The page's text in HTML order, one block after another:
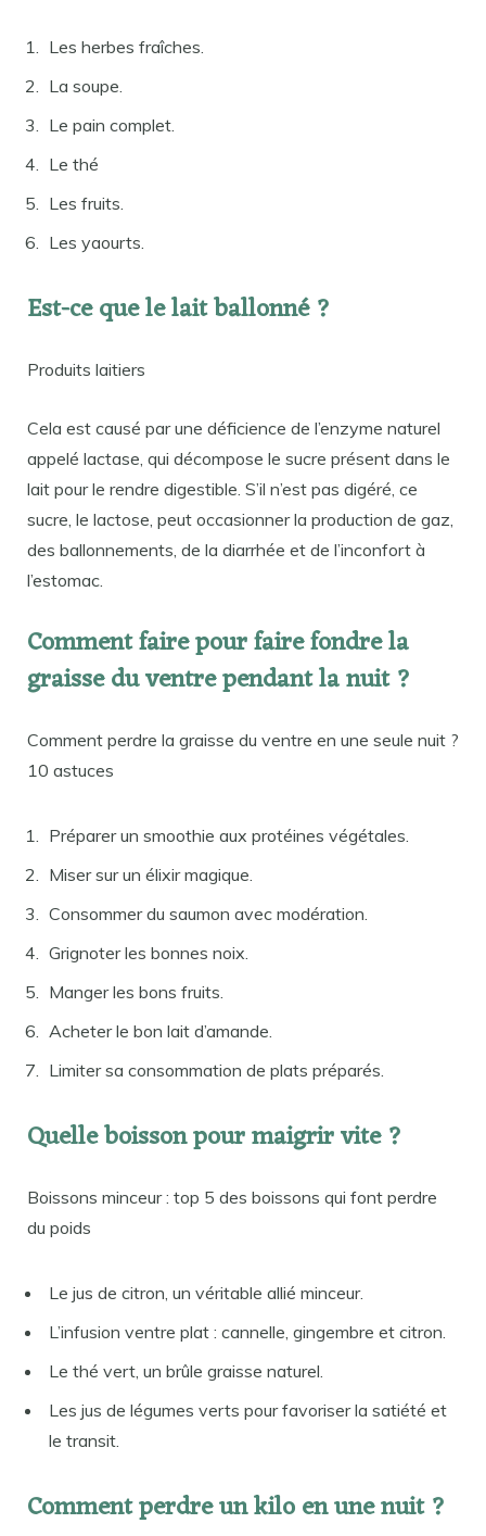
Les herbes fraîches.
La soupe.
Le pain complet.
Le thé
Les fruits.
Les yaourts.
Est-ce que le lait ballonné ?
Produits laitiers
Cela est causé par une déficience de l’enzyme naturel
appelé lactase, qui décompose le sucre présent dans le
lait pour le rendre digestible. S’il n’est pas digéré, ce
sucre, le lactose, peut occasionner la production de gaz,
des ballonnements, de la diarrhée et de l’inconfort à
l’estomac.
Comment faire pour faire fondre la
graisse du ventre pendant la nuit ?
Comment perdre la graisse du ventre en une seule nuit ?
10 astuces
Préparer un smoothie aux protéines végétales.
Miser sur un élixir magique.
Consommer du saumon avec modération.
Grignoter les bonnes noix.
Manger les bons fruits.
Acheter le bon lait d’amande.
Limiter sa consommation de plats préparés.
Quelle boisson pour maigrir vite ?
Boissons minceur : top 5 des boissons qui font perdre
du poids
Le jus de citron, un véritable allié minceur.
L’infusion ventre plat : cannelle, gingembre et citron.
Le thé vert, un brûle graisse naturel.
Les jus de légumes verts pour favoriser la satiété et
le transit.
Comment perdre un kilo en une nuit ?